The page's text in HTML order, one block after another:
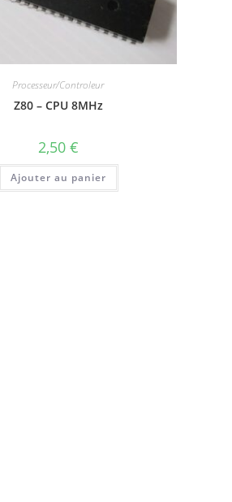
Processeur/Controleur
Z80 – CPU 8MHz
2,50 €
Ajouter au panier